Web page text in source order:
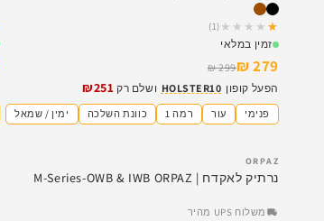
★★★★★
★★★★★
(1)
זמין במלאי
279 ₪
299 ₪
הפעל קופון HOLSTER10 ושלם רק ₪251
פנימי עור רמה 1 כוונת השלכה ימין / שמאל
SALE
ORPAZ
נרתיק לאקדח | M-Series-OWB & IWB ORPAZ
משלוח UPS מהיר